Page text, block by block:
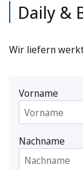
Daily &
Wir liefern
Vorname
Nachname